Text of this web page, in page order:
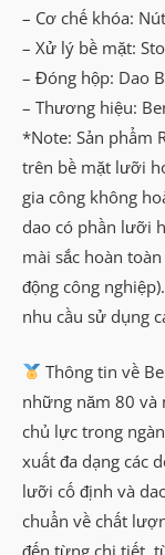
– Cơ chế khóa:
– Xử lý bề mặt:
– Đóng hộp: Dao
– Thương hiệu:
*Note: Sản phẩm
trên bề mặt lưỡi
gia công không
dao có phần lưỡi
mài sắc hoàn
động công
nhu cầu sử dụng
Thông tin về
những năm 80
chủ lực trong
xuất đa dạng các
lưỡi cố định và
chuẩn về chất
đến từng chi tiết,